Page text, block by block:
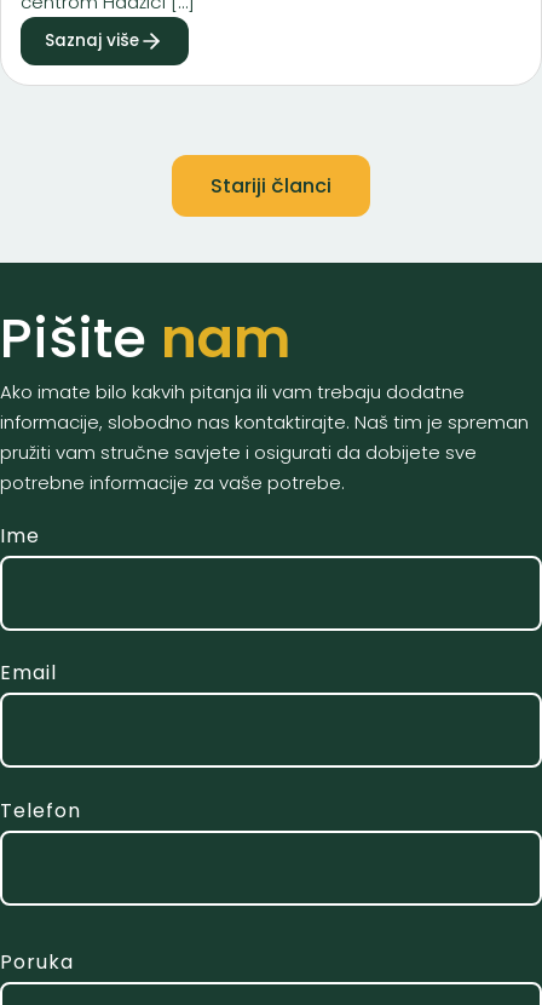
Saznaj više
Navigacija
člancima
Stariji članci
Pišite nam
Ako imate bilo kakvih pitanja ili vam trebaju dodatne
informacije, slobodno nas kontaktirajte. Naš tim je spreman
pružiti vam stručne savjete i osigurati da dobijete sve
potrebne informacije za vaše potrebe.
Ime
Email
Telefon
Poruka